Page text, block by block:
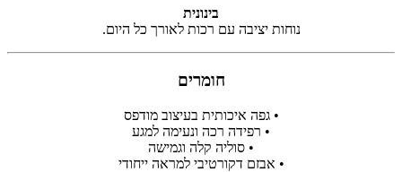
בינונית
נוחות יציבה עם רכות לאורך כל היום.
חומרים
• גפה איכותית בעיצוב מודפס
• רפידה רכה ונעימה למגע
• סוליה קלה וגמישה
• אבזם דקורטיבי למראה ייחודי